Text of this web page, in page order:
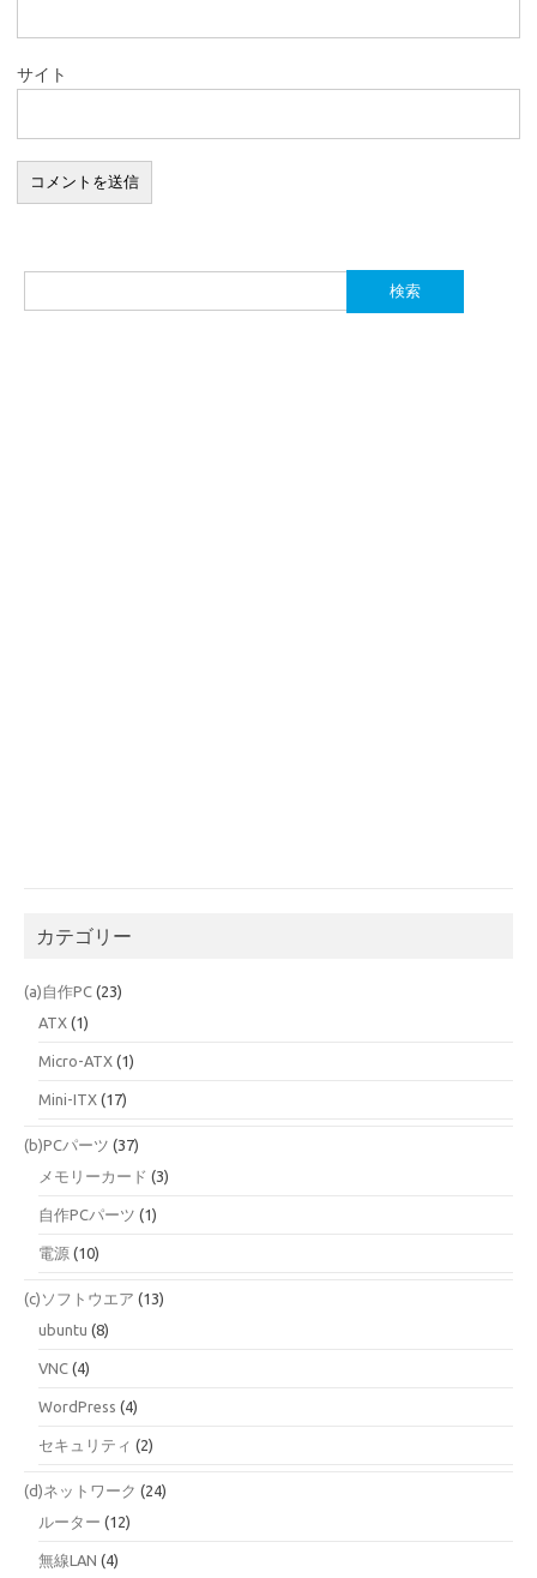
サイト
索:
カテゴリー
(a)自作PC (23)
ATX (1)
Micro-ATX (1)
Mini-ITX (17)
(b)PCパーツ (37)
メモリーカード (3)
自作PCパーツ (1)
電源 (10)
(c)ソフトウエア (13)
ubuntu (8)
VNC (4)
WordPress (4)
セキュリティ (2)
(d)ネットワーク (24)
ルーター (12)
無線LAN (4)